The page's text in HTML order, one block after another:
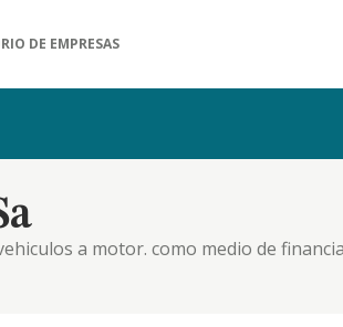
DE EMPRESAS
a motor. como medio de
de sus modalidades.